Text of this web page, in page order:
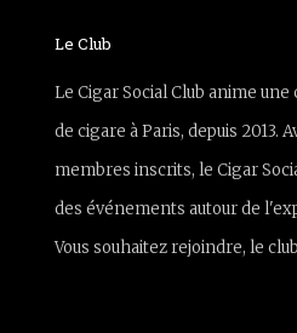
Le Club
Le Cigar Social Club anime
de cigare à Paris, depuis 2013.
membres inscrits, le Cigar
des événements autour de
Vous souhaitez rejoindre, le